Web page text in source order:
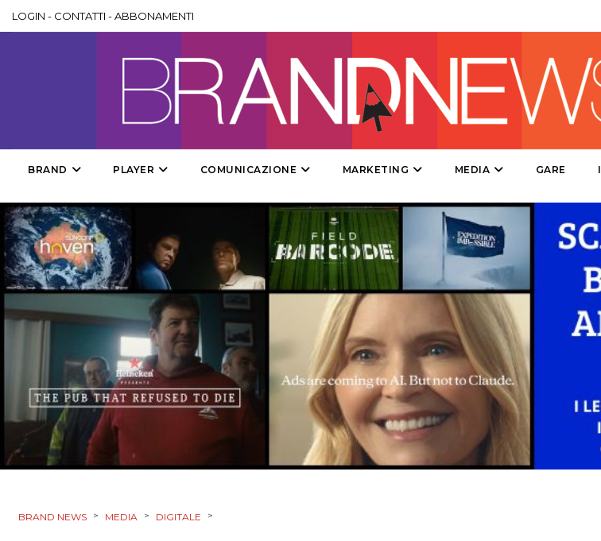
DESIGN
PUNTI VENDITA
CSR
STRATEGIE
CINEMA
LOGIN - CONTATTI -ABBONAMENTI
BRAND PLAYER COMUNICAZIONE MARKETING MEDIA GARE
BRAND NEWS > MEDIA > DIGITALE >